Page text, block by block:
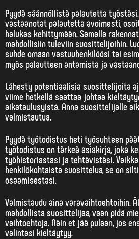
Pyydä säännöllistä palautetta
vastaanotat palautetta avoimesti,
halukas kehittymään. Samalla
mahdollisiin tuleviin suosittelijoihin.
suhde omaan vastuuhenkilöösi tai
myös palautteen antamista ja
Lähesty potentiaalisia suosittelijoita
viime hetkellä saattaa johtaa
aikataulusyistä. Anna suosittelijalle
valmistautua.
Pyydä työtodistus heti työsuhteen
työtodistus on tärkeä asiakirja, joka
työhistoriastasi ja tehtävistäsi.
henkilökohtaista suosittelua, se on
osaamisestasi.
Valmistaudu aina varavaihtoehtoihin.
mahdollista suosittelijaa, vaan pidä
vaihtoehtoja. Näin et jää pulaan, jos
valintasi kieltäytyy.